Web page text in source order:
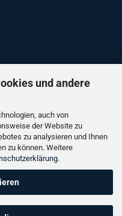
und andere
auch von
der Website zu
zu analysieren und Ihnen
zu können. Weitere
.